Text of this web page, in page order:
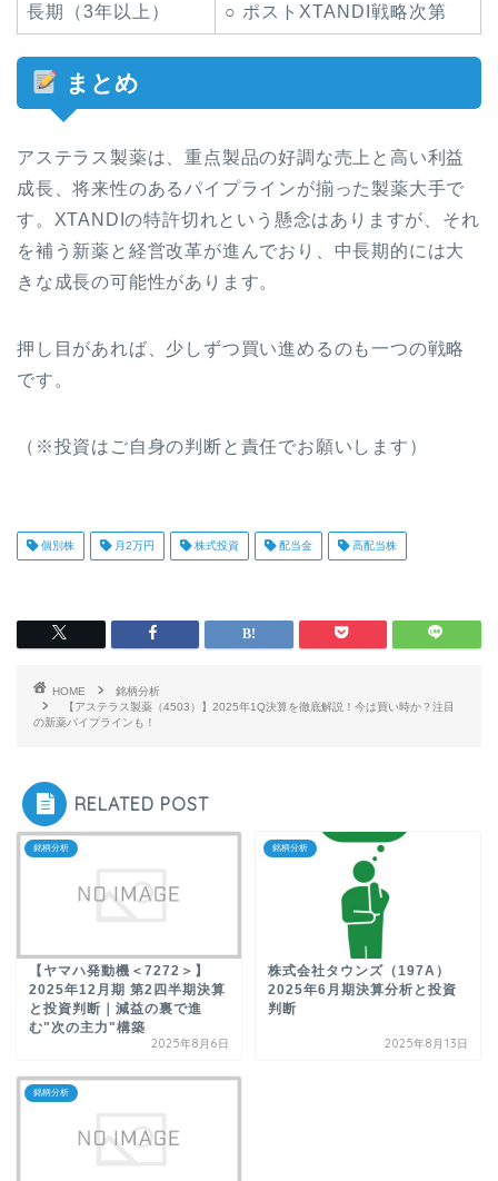
長期（3年以上） ○ ポストXTANDI戦略次第
まとめ
アステラス製薬は、重点製品の好調な売上と高い利益
成長、将来性のあるパイプラインが揃った製薬大手で
す。XTANDIの特許切れという懸念はありますが、それ
を補う新薬と経営改革が進んでおり、中長期的には大
きな成長の可能性があります。
押し目があれば、少しずつ買い進めるのも一つの戦略
です。
（※投資はご自身の判断と責任でお願いします）
個別株 月2万円 株式投資 配当金 高配当株
HOME
銘柄分析
【アステラス製薬（4503）】2025年1Q決算を徹底解説！今は買い時か？注目
の新薬パイプラインも！
RELATED POST
銘柄分析
【ヤマハ発動機＜7272＞】
2025年12月期 第2四半期決算
と投資判断｜減益の裏で進
む"次の主力"構築
2025年8月6日
銘柄分析
株式会社タウンズ（197A）
2025年6月期決算分析と投資
判断
2025年8月13日
銘柄分析